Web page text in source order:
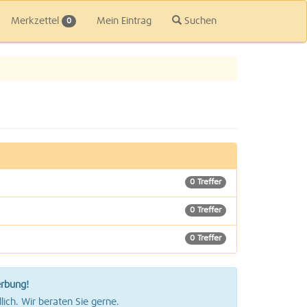
Merkzettel 0 Mein Eintrag Suchen
0 Treffer
0 Treffer
0 Treffer
0 Treffer
Wir beraten Sie gerne.